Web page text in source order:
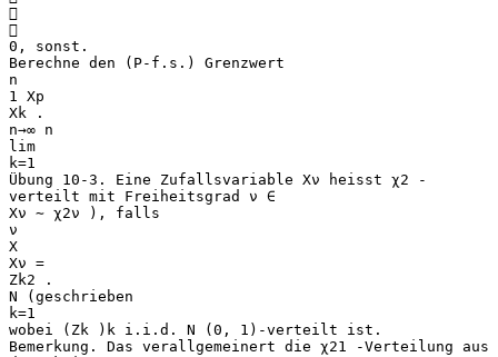


0, sonst.
Berechne den (P-f.s.) Grenzwert
n
1 Xp
Xk .
n→∞ n
lim
k=1
Übung 10-3. Eine Zufallsvariable Xν heisst χ2 -
verteilt mit Freiheitsgrad ν ∈
Xν ∼ χ2ν ), falls
ν
X
Xν =
Zk2 .
N (geschrieben
k=1
wobei (Zk )k i.i.d. N (0, 1)-verteilt ist.
Bemerkung. Das verallgemeinert die χ21 -Verteilung aus